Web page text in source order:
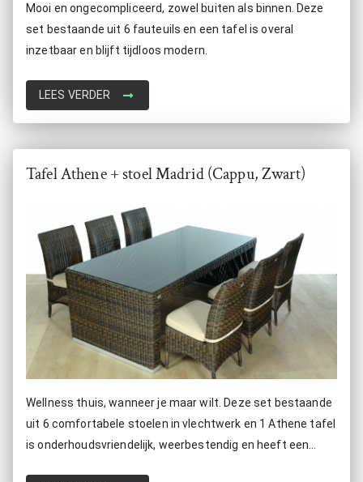
Mooi en ongecompliceerd, zowel buiten als binnen. Deze
set bestaande uit 6 fauteuils en een tafel is overal
inzetbaar en blijft tijdloos modern.
LEES VERDER
Tafel Athene + stoel Madrid (Cappu, Zwart)
Wellness thuis, wanneer je maar wilt. Deze set bestaande
uit 6 comfortabele stoelen in vlechtwerk en 1 Athene tafel
is onderhoudsvriendelijk, weerbestendig en heeft een